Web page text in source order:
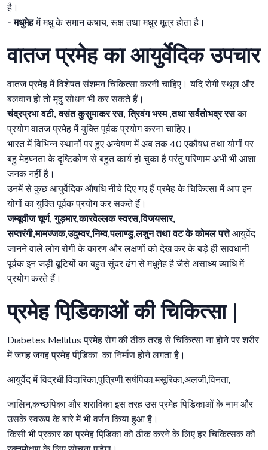
है।
- मधुमेहमें मधु के समान कषाय, रूक्ष तथा मधुर मूत्र होता है।
वातज प्रमेह का आयुर्वेदिक उपचार
वातज प्रमेह में विशेषत संशमन चिकित्सा करनी चाहिए। यदि रोगी स्थूल और
बलवान हो तो मृदु सोधन भी कर सकते हैं।
चंद्रप्रभा वटी, वसंत कुसुमाकर रस, त्रिवंग भस्म ,तथा सर्वतोभद्र रसका
प्रयोग वातज प्रमेह में युक्ति पूर्वक प्रयोग करना चाहिए।
भारत में विभिन्न स्थानों पर हुए अन्वेषण में अब तक 40 एकौषध तथा योगों पर
बहु मेहघ्नता के दृष्टिकोण से बहुत कार्य हो चुका है परंतु परिणाम अभी भी आशा
जनक नहीं है।
उनमें से कुछ आयुर्वेदिक औषधि नीचे दिए गए हैं प्रमेह के चिकित्सा में आप इन
योगों का युक्ति पूर्वक प्रयोग कर सकते हैं।
जम्बूवीज चूर्ण, गुड़मार,कारवेल्लक स्वरस,विजयसार,
सप्तरंगी,मामज्जक,उदुम्वर,निम्व,पलाण्डु,लशुन तथा वट के कोमल पत्तेआयुर्वेद
जानने वाले लोग रोगी के कारण और लक्षणों को देख कर के बड़े ही सावधानी
पूर्वक इन जड़ी बूटियों का बहुत सुंदर ढंग से मधुमेह है जैसे असाध्य व्याधि में
प्रयोग करते हैं।
प्रमेह पिडि़काओं की चिकित्सा |
Diabetes Mellitus प्रमेह रोग की ठीक तरह से चिकित्सा ना होने पर शरीर
में जगह जगह प्रमेह पीडि़का का निर्माण होने लगता है।
आयुर्वेद में विद्रधी,विदारिका,पुत्रिणी,सर्षपिका,मसूरिका,अलजी,विनता,
जालिन,कच्छपिका और शराविका इस तरह उस प्रमेह पिडि़काओं के नाम और
उसके स्वरूप के बारे में भी वर्णन किया हुआ है।
किसी भी प्रकार का प्रमेह पिडि़का को ठीक करने के लिए हर चिकित्सक को